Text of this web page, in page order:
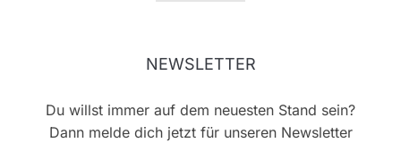
NEWSLETTER
Du willst immer auf dem neuesten Stand sein?
Dann melde dich jetzt für unseren Newsletter